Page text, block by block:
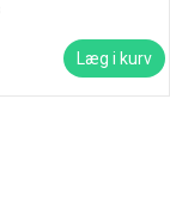
Læg i kurv